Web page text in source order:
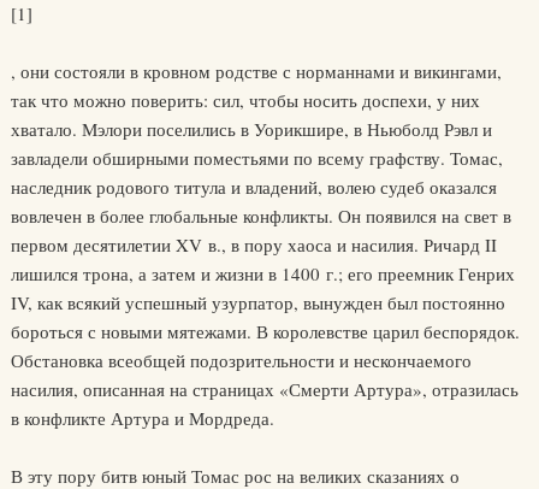
[1]
, они состояли в кровном родстве с норманнами и викингами,
так что можно поверить: сил, чтобы носить доспехи, у них
хватало. Мэлори поселились в Уорикшире, в Ньюболд Рэвл и
завладели обширными поместьями по всему графству. Томас,
наследник родового титула и владений, волею судеб оказался
вовлечен в более глобальные конфликты. Он появился на свет в
первом десятилетии XV в., в пору хаоса и насилия. Ричард II
лишился трона, а затем и жизни в 1400 г.; его преемник Генрих
IV, как всякий успешный узурпатор, вынужден был постоянно
бороться с новыми мятежами. В королевстве царил беспорядок.
Обстановка всеобщей подозрительности и нескончаемого
насилия, описанная на страницах «Смерти Артура», отразилась
в конфликте Артура и Мордреда.
В эту пору битв юный Томас рос на великих сказаниях о